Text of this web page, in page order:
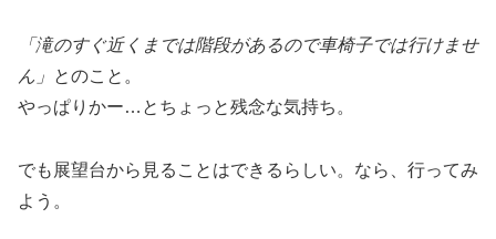
「滝のすぐ近くまでは階段があるので車椅子では行けませ
ん」 とのこと。
やっぱりかー…とちょっと残念な気持ち。
でも展望台から見ることはできるらしい。なら、行ってみ
よう。